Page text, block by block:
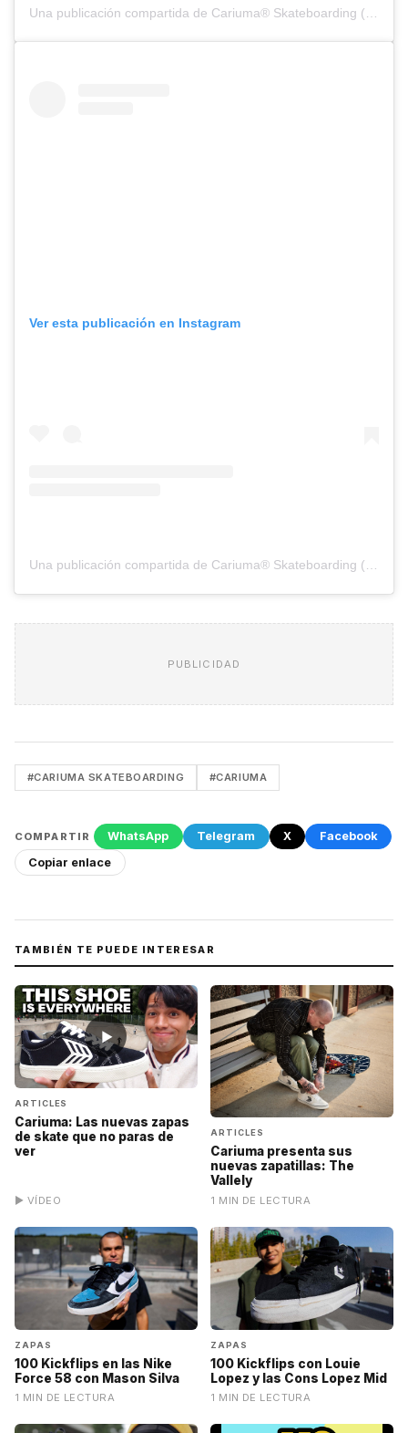
Ver esta publicación en Instagram
Una publicación compartida de Cariuma® Skateboarding (@cariumaskateboarding)
PUBLICIDAD
#CARIUMA SKATEBOARDING #CARIUMA
COMPARTIR WhatsApp Telegram X
Facebook
Copiar enlace
TAMBIÉN TE PUEDE INTERESAR
▶
ARTICLES
Cariuma: Las nuevas zapas
de skate que no paras de
ver
▶ VÍDEO
ARTICLES
Cariuma presenta sus
nuevas zapatillas: The
Vallely
1 MIN DE LECTURA
ZAPAS
100 Kickflips en las Nike
Force 58 con Mason Silva
1 MIN DE LECTURA
ZAPAS
100 Kickflips con Louie
Lopez y las Cons Lopez Mid
1 MIN DE LECTURA